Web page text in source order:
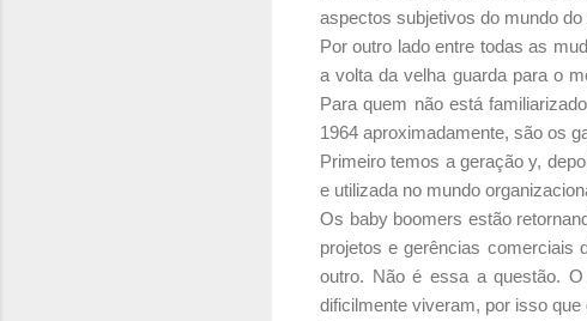
aspectos subjetivos do mundo
Por outro lado entre todas as
a volta da velha guarda para o
Para quem não está
1964 aproximadamente, são os
Primeiro temos a geração y,
e utilizada no mundo
Os baby boomers estão
projetos e gerências comerciais
outro. Não é essa a questão.
dificilmente viveram, por isso